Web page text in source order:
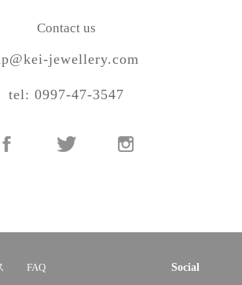
Contact us
jewellery.com
tel: 0997-47-3547
FAQ Social